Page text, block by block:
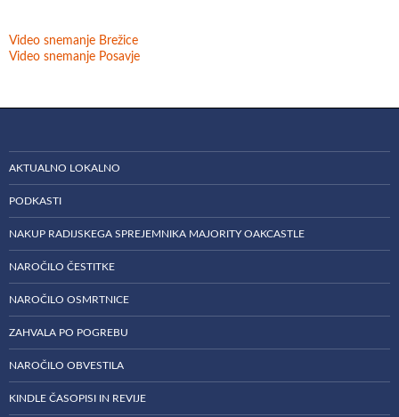
Video snemanje Brežice
Video snemanje Posavje
AKTUALNO LOKALNO
PODKASTI
NAKUP RADIJSKEGA SPREJEMNIKA MAJORITY OAKCASTLE
NAROČILO ČESTITKE
NAROČILO OSMRTNICE
ZAHVALA PO POGREBU
NAROČILO OBVESTILA
KINDLE ČASOPISI IN REVIJE